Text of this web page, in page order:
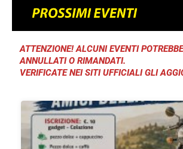
ATTENZIONE! ALCUNI EVENTI
ANNULLATI O RIMANDATI.
VERIFICATE NEI SITI UFFICIALI GLI